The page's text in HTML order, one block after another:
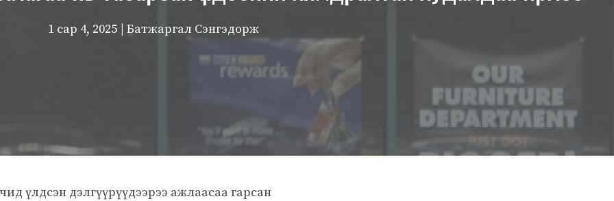
1 сар 4, 2025 | Батжаргал Сэнгэдорж
үлдсэн дэлгүүрүүдээрээ ажлаасаа гарсан